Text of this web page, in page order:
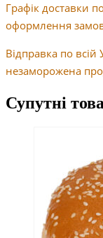
Графік доставки
оформлення
Відправка по
незаморожена
Супутні